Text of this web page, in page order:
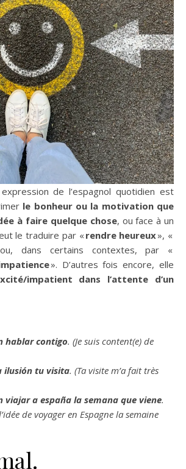
de l’espagnol quotidien est
le bonheur ou la motivation que
à faire quelque chose, ou face à un
le traduire par « rendre heureux», «
dans certains contextes, par «
». D’autres fois encore, elle
impatient dans l’attente d’un
hablar contigo. (Je suis content(e) de
ilusión tu visita. (Ta visite m’a fait très
viajar a españa la semana que viene.
de voyager en Espagne la semaine